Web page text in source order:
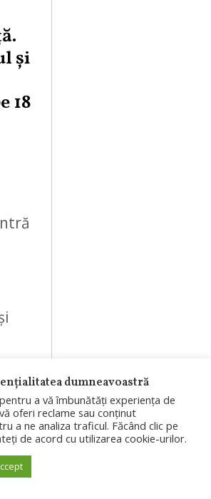
S
9
și
18
dumneavoastră
a vă îmbunătăți experiența de
oferi reclame sau conținut
a ne analiza traficul. Făcând clic pe
de acord cu utilizarea cookie-urilor.